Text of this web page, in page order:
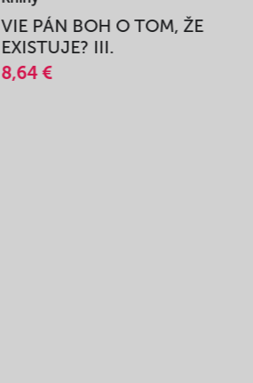
VIE PÁN BOH O TOM, ŽE
EXISTUJE? III.
8,64 €